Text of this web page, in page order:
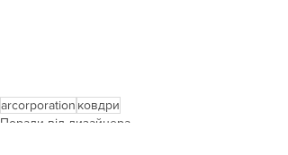
arcorporation ковдри
Поради від дизайнера